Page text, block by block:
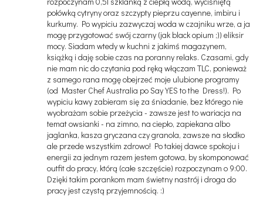
połówką cytryny oraz szczypty pieprzu cayenne, imbiru i
kurkumy. Po wypiciu zazwyczaj woda w czajniku wrze, a ja
mogę przygotować swój czarny (jak black opium ;)) eliksir
mocy. Siadam wtedy w kuchni z jakimś magazynem,
książką i daję sobie czas na poranny relaks. Czasami, gdy
nie mam nic do czytania pod ręką włączam TLC, ponieważ
z samego rana mogę obejrzeć moje ulubione programy
(od Master Chef Australia po Say YES to the Dress!). Po
wypiciu kawy zabieram się za śniadanie, bez którego nie
wyobrażam sobie przeżycia - zawsze jest to wariacja na
temat owsianki - na zimno, na ciepło, zapiekana albo
jaglanka, kasza gryczana czy granola, zawsze na słodko
ale przede wszystkim zdrowo! Po takiej dawce spokoju i
energii za jednym razem jestem gotowa, by skomponować
outfit do pracy, którą (całe szczęście) rozpoczynam o 9:00.
Dzięki takim porankom mam świetny nastrój i droga do
pracy jest czystą przyjemnością. :)